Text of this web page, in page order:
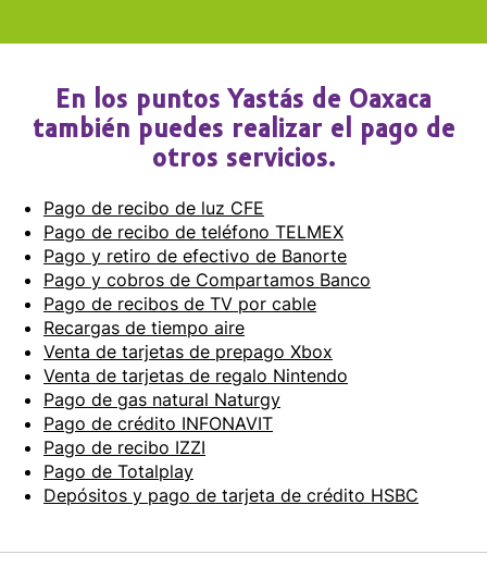
En los puntos Yastás de Oaxaca
también puedes realizar el pago de
otros servicios.
Pago de recibo de luz CFE
Pago de recibo de teléfono TELMEX
Pago y retiro de efectivo de Banorte
Pago y cobros de Compartamos Banco
Pago de recibos de TV por cable
Recargas de tiempo aire
Venta de tarjetas de prepago Xbox
Venta de tarjetas de regalo Nintendo
Pago de gas natural Naturgy
Pago de crédito INFONAVIT
Pago de recibo IZZI
Pago de Totalplay
Depósitos y pago de tarjeta de crédito HSBC